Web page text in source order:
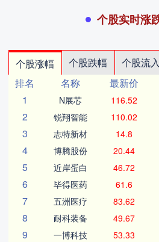
个股实时涨
个股涨幅 个股跌幅 个股流入
排名
名称 最新价
1
N展芯 116.52
2 锐翔智能 110.02
3 志特新材 14.8
4 博腾股份 20.44
5 近岸蛋白 46.72
6 毕得医药 61.6
7 五洲医疗 83.62
8 耐科装备 49.67
9 一博科技 53.33